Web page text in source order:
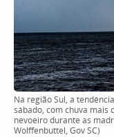
Na região Sul, a
sábado, com chuva mais
nevoeiro durante as
Wolffenbuttel, Gov SC)